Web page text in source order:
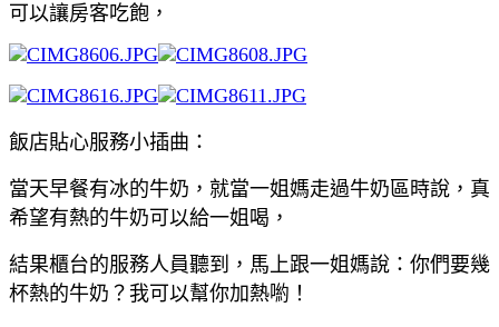
可以讓房客吃飽，
飯店貼心服務小插曲：
當天早餐有冰的牛奶，就當一姐媽走過牛奶區時說，真
希望有熱的牛奶可以給一姐喝，
結果櫃台的服務人員聽到，馬上跟一姐媽說：你們要幾
杯熱的牛奶？我可以幫你加熱喲！